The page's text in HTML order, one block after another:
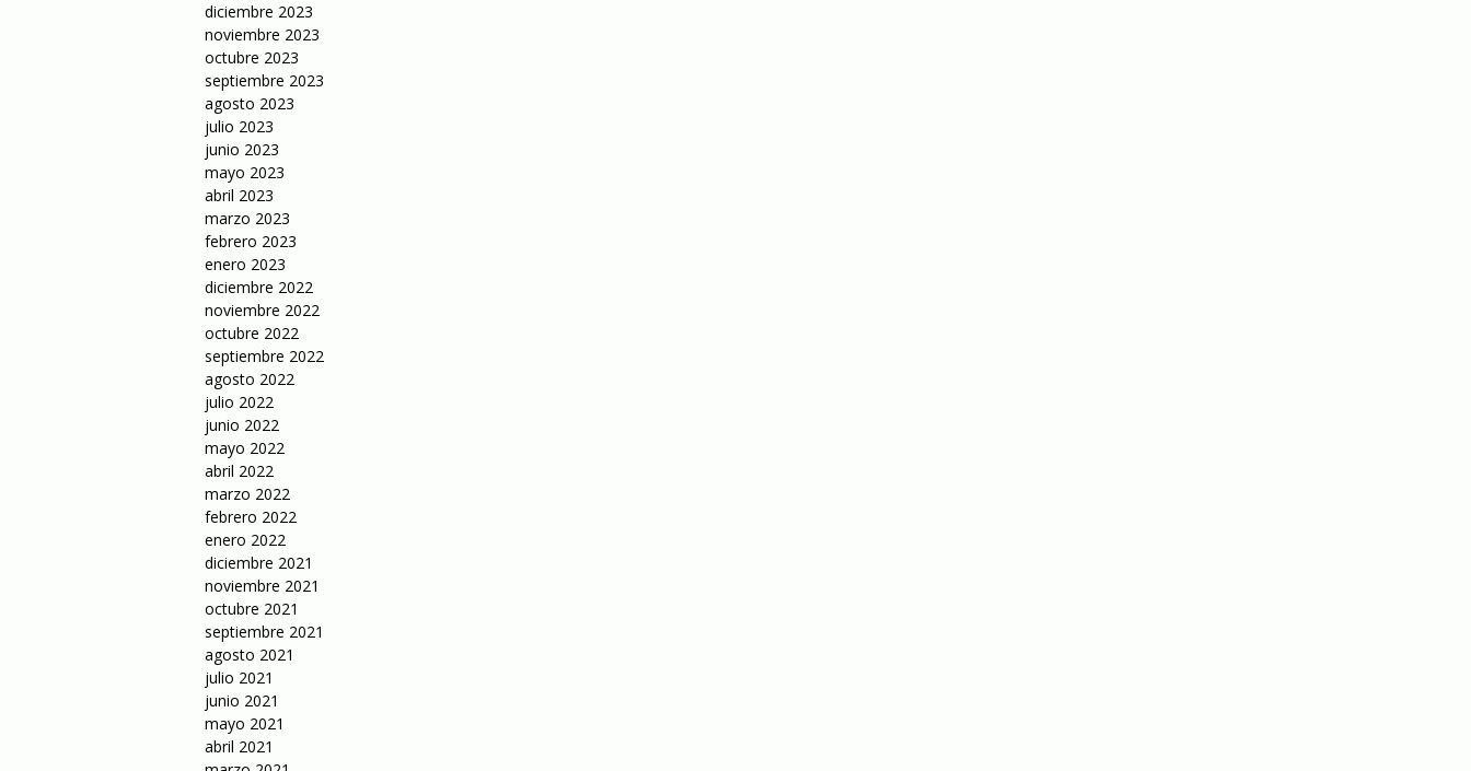
diciembre 2023
noviembre 2023
octubre 2023
septiembre 2023
agosto 2023
julio 2023
junio 2023
mayo 2023
abril 2023
marzo 2023
febrero 2023
enero 2023
diciembre 2022
noviembre 2022
octubre 2022
septiembre 2022
agosto 2022
julio 2022
junio 2022
mayo 2022
abril 2022
marzo 2022
febrero 2022
enero 2022
diciembre 2021
noviembre 2021
octubre 2021
septiembre 2021
agosto 2021
julio 2021
junio 2021
mayo 2021
abril 2021